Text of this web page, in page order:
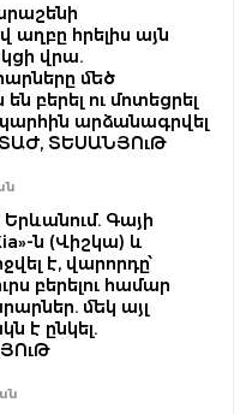
հրելիս այն
վրա.
մեծ
բերել ու մոտեցրել
արձանագրվել
ՏԵՍԱՆՅՈւԹ
Գայի
ն (Վիշկա) և
է, վարորդը՝
բերելու համար
մեկ այլ
է ընկել.